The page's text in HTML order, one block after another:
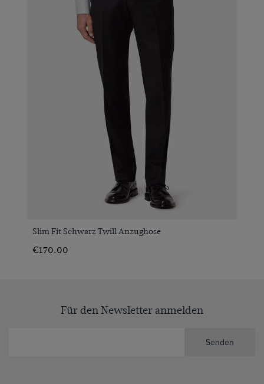
Slim Fit Schwarz Twill Anzughose
€170.00
Für den Newsletter anmelden
Senden